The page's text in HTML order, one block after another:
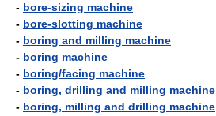
- bore-sizing machine
- bore-slotting machine
- boring and milling machine
- boring machine
- boring/facing machine
- boring, drilling and milling machine
- boring, milling and drilling machine